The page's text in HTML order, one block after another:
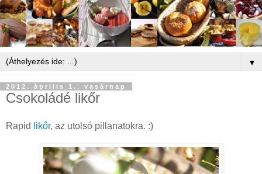
▼
2012. április 1., vasárnap
Csokoládé likőr
Rapid likőr, az utolsó pillanatokra. :)